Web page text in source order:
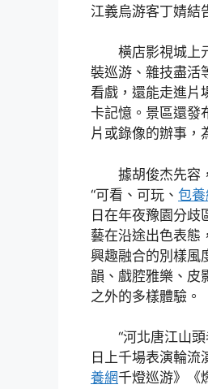
江義烏游客丁婧結
橫店影視城上
裝巡游、雜技盡活
看戲，還能走進片
卡記憶。景區還發
片或錄像的辦事，
據胡俊杰先容
“可看、可玩、 包養
日在年夜豫園分歧
藝在沿途出色表態
興趣融合的別樣風
韻、戲腔雅樂、皮
之外的多樣體驗。
“河北唐江山
日上千場表演輪流
養網千燈巡游》《